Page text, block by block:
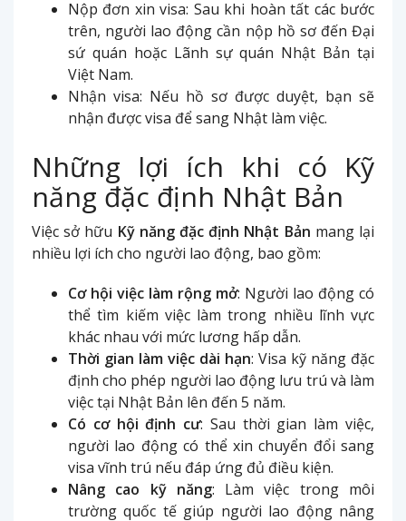
Nộp đơn xin visa: Sau khi hoàn tất các bước
trên, người lao động cần nộp hồ sơ đến Đại
sứ quán hoặc Lãnh sự quán Nhật Bản tại
Việt Nam.
Nhận visa: Nếu hồ sơ được duyệt, bạn sẽ
nhận được visa để sang Nhật làm việc.
Những lợi ích khi có Kỹ
năng đặc định Nhật Bản
Việc sở hữu Kỹ năng đặc định Nhật Bản mang lại
nhiều lợi ích cho người lao động, bao gồm:
Cơ hội việc làm rộng mở: Người lao động có
thể tìm kiếm việc làm trong nhiều lĩnh vực
khác nhau với mức lương hấp dẫn.
Thời gian làm việc dài hạn: Visa kỹ năng đặc
định cho phép người lao động lưu trú và làm
việc tại Nhật Bản lên đến 5 năm.
Có cơ hội định cư: Sau thời gian làm việc,
người lao động có thể xin chuyển đổi sang
visa vĩnh trú nếu đáp ứng đủ điều kiện.
Nâng cao kỹ năng: Làm việc trong môi
trường quốc tế giúp người lao động nâng